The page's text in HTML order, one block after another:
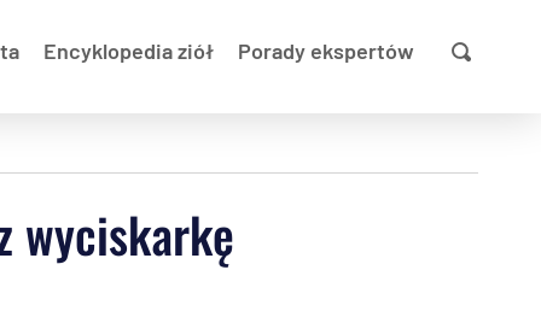
Encyklopedia ziół Porady ekspertów
wyciskarkę